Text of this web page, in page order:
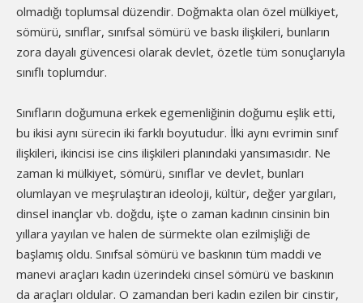
olmadığı toplumsal düzendir. Doğmakta olan özel mülkiyet,
sömürü, sınıflar, sınıfsal sömürü ve baskı ilişkileri, bunların
zora dayalı güvencesi olarak devlet, özetle tüm sonuçlarıyla
sınıflı toplumdur.
Sınıfların doğumuna erkek egemenliğinin doğumu eşlik etti,
bu ikisi aynı sürecin iki farklı boyutudur. İlki aynı evrimin sınıf
ilişkileri, ikincisi ise cins ilişkileri planındaki yansımasıdır. Ne
zaman ki mülkiyet, sömürü, sınıflar ve devlet, bunları
olumlayan ve meşrulaştıran ideoloji, kültür, değer yargıları,
dinsel inançlar vb. doğdu, işte o zaman kadının cinsinin bin
yıllara yayılan ve halen de sürmekte olan ezilmişliği de
başlamış oldu. Sınıfsal sömürü ve baskının tüm maddi ve
manevi araçları kadın üzerindeki cinsel sömürü ve baskının
da araçları oldular. O zamandan beri kadın ezilen bir cinstir,